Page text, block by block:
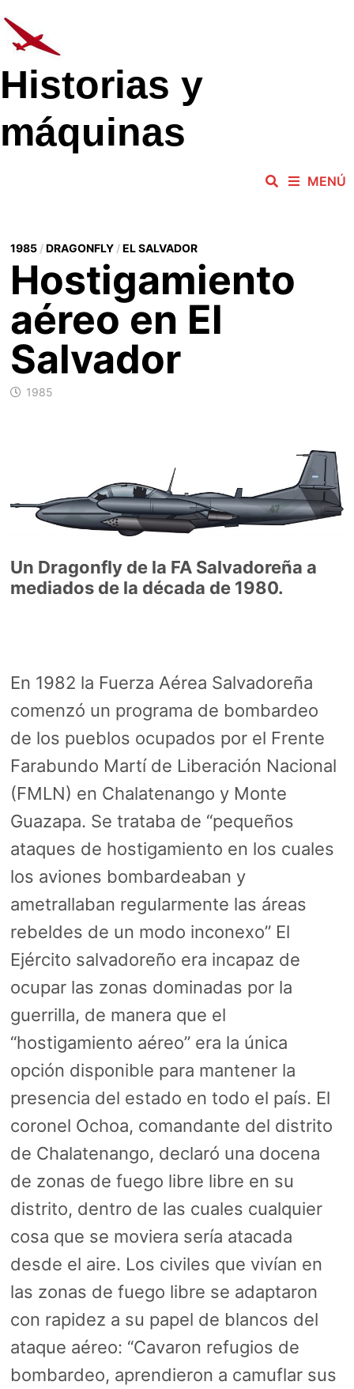
al
contenido
Historias y
máquinas
MENÚ
1985/DRAGONFLY/EL SALVADOR
Hostigamiento
aéreo en El
Salvador
1985
Un Dragonfly de la FA Salvadoreña a
mediados de la década de 1980.
En 1982 la Fuerza Aérea Salvadoreña
comenzó un programa de bombardeo
de los pueblos ocupados por el Frente
Farabundo Martí de Liberación Nacional
(FMLN) en Chalatenango y Monte
Guazapa. Se trataba de “pequeños
ataques de hostigamiento en los cuales
los aviones bombardeaban y
ametrallaban regularmente las áreas
rebeldes de un modo inconexo” El
Ejército salvadoreño era incapaz de
ocupar las zonas dominadas por la
guerrilla, de manera que el
“hostigamiento aéreo” era la única
opción disponible para mantener la
presencia del estado en todo el país. El
coronel Ochoa, comandante del distrito
de Chalatenango, declaró una docena
de zonas de fuego libre libre en su
distrito, dentro de las cuales cualquier
cosa que se moviera sería atacada
desde el aire. Los civiles que vivían en
las zonas de fuego libre se adaptaron
con rapidez a su papel de blancos del
ataque aéreo: “Cavaron refugios de
bombardeo, aprendieron a camuflar sus